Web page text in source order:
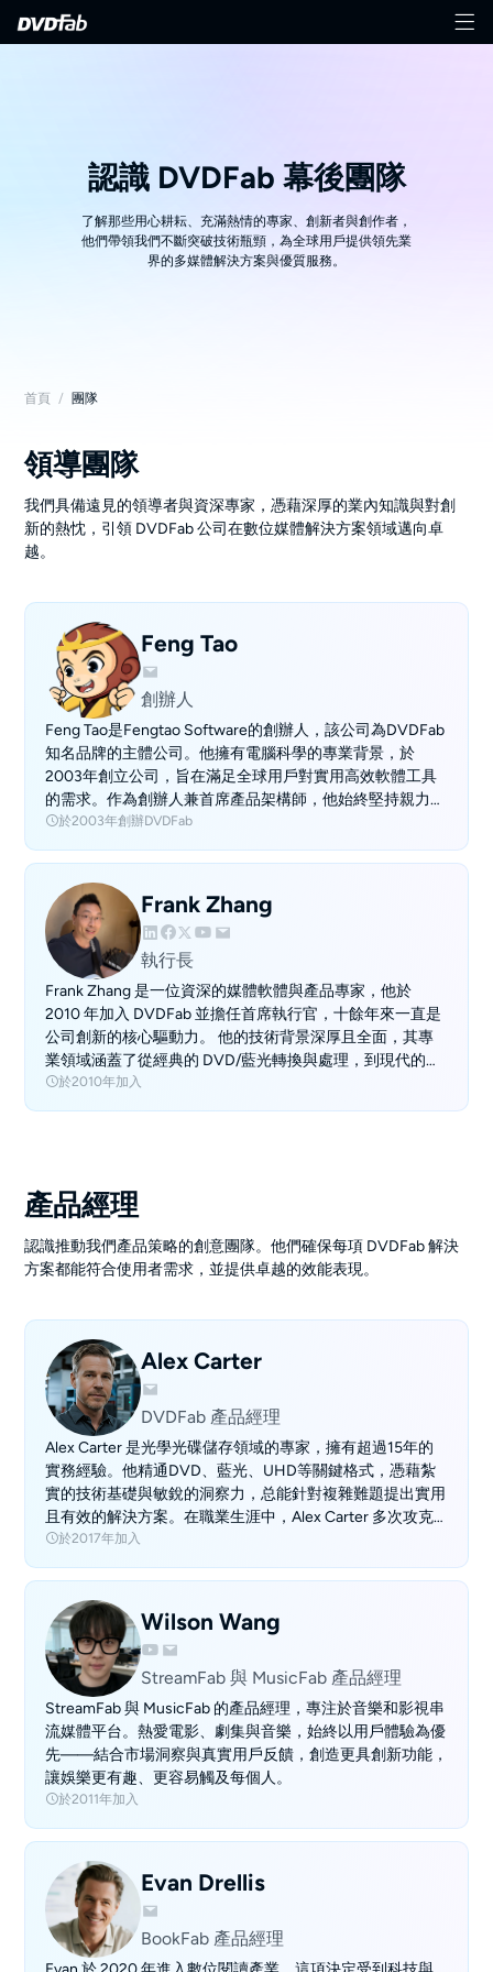
認識 DVDFab 幕後團隊
了解那些用心耕耘、充滿熱情的專家、創新者與創作者，
他們帶領我們不斷突破技術瓶頸，為全球用戶提供領先業
界的多媒體解決方案與優質服務。
首頁 / 團隊
領導團隊
我們具備遠見的領導者與資深專家，憑藉深厚的業內知識與對創
新的熱忱，引領 DVDFab 公司在數位媒體解決方案領域邁向卓
越。
Feng Tao
創辦人
Feng Tao是Fengtao Software的創辦人，該公司為DVDFab
知名品牌的主體公司。他擁有電腦科學的專業背景，於
2003年創立公司，旨在滿足全球用戶對實用高效軟體工具
的需求。作為創辦人兼首席產品架構師，他始終堅持親力親
為的原則，引領著公司解決方案的核心願景與開發。 在他
的領導下，公司成功推出了一系列軟體套件，包括旗艦產品
DVDFab、StreamFab、BookFab以及多款AI影片處理工
具。這些產品為用戶在多媒體備份、串流影片下載和AI影像
增強等領域，提供了強大且精準的解決方案，解決了他們在
數位生活中的關鍵挑戰。 Feng Tao的專業知識深植於多媒
體、DVD/藍光解決方案、串流技術和AI應用的深度研發。
這份專業工作由他探索新技術的個人熱情所驅動，這種精湛
技術與戰略遠見的結合，為DVDFab品牌的持續創新奠定了
堅實的基礎。
於2003年創辦DVDFab
Frank Zhang
執行長
Frank Zhang 是一位資深的媒體軟體與產品專家，他於
2010 年加入 DVDFab 並擔任首席執行官，十餘年來一直是
公司創新的核心驅動力。 他的技術背景深厚且全面，其專
業領域涵蓋了從經典的 DVD/藍光轉換與處理，到現代的串
流媒體技術架構，再到前沿的AI多媒体產品開發。作為專案
核心，他曾成功主持過大型雲端媒體平台的整體研發，展現
能與特性。憑藉對技術趨勢的前瞻性判斷和以使用者為中心
的產品哲學，他致力於透過技術創新，為全球使用者打造兼
具強大功能與極致易用性的優秀多媒體解決方案。 在工作
之餘，Frank 是一位充滿熱情的音樂愛好者和吉他手，並喜
於2010年加入
產品經理
認識推動我們產品策略的創意團隊。他們確保每項 DVDFab 解決
方案都能符合使用者需求，並提供卓越的效能表現。
Alex Carter
DVDFab 產品經理
Alex Carter 是光學光碟儲存領域的專家，擁有超過15年的
實務經驗。他精通DVD、藍光、UHD等關鍵格式，憑藉紮
實的技術基礎與敏銳的洞察力，总能針對複雜難題提出實用
且有效的解決方案。在職業生涯中，Alex Carter 多次攻克
關鍵技術難關，推動產品功能實現突破性升級，為DVDFab
的創新發展與卓越品質奠定了重要基礎。
於2017年加入
Wilson Wang
StreamFab 與 MusicFab 產品經理
StreamFab 與 MusicFab 的產品經理，專注於音樂和影視串
流媒體平台。熱愛電影、劇集與音樂，始終以用戶體驗為優
先——結合市場洞察與真實用戶反饋，創造更具創新功能，
讓娛樂更有趣、更容易觸及每個人。
於2011年加入
Evan Drellis
BookFab 產品經理